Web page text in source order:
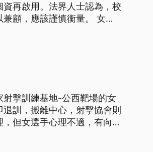
再啟用。法界人士認為，校
顧，應該謹慎衡量。 女生
取代傳統的點名機制，卻也
擊訓練基地-公西靶場的女
訓，搬離中心，射擊協會則
但女選手心理不適，有向警
中心在桃園公西靶場的宿